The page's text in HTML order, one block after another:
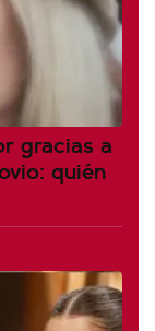
gracias a
quién